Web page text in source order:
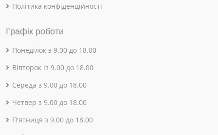
Політика конфіденційності
Графік роботи
Понеділок з 9.00 до 18.00
Вівторок із 9.00 до 18.00
Середа з 9.00 до 18.00
Четвер з 9.00 до 18.00
П'ятниця з 9.00 до 18.00